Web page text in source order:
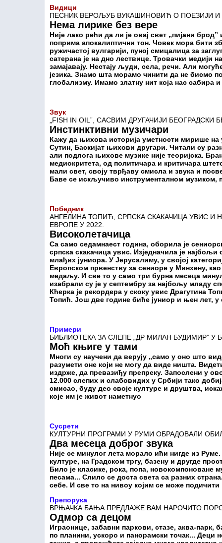
Видици
ПЕСНИК ВЕРОЉУБ ВУКАШИНОВИЋ О ПОЕЗИЈИ И
Нема лирике без вере
Није лако рећи да ли је овај свет „пијани
поприма апокалиптични тон. Човек мора бити
ружичастој вулгарији, пуној смицалица за
сатерана је на дно лествице. Тровачки медији
замајавају. Нестају људи, села, речи. Али
језика. Знамо шта морамо чинити да не бисмо
глобализму. Имамо златну нит која нас сабира
Звук
„FISH IN OIL”, САСВИМ ДРУГАЧИЈИ
Инстинктивни музичари
Кажу да њихова историја уметности мирише
Сутин, Баскијат њихови другари. Читали су
али подлога њихове музике није теоријска.
медиокритета, од политичара и критичара
мали свет, своју тврђаву смисла и звука и
Баве се искључиво инструменталном музиком,
Победник
АНГЕЛИНА ТОПИЋ, СРПСКА СКАКАЧИЦА УВИС
ЕВРОПЕ У 2022.
Високолетачица
Са само седамнаест година, оборила је
српска скакачица увис. Изједначила је најбољи
млађих јуниора. У Јерусалиму, у својој
Европском првенству за сениоре у Минхену,
медаљу. И све то у само три бурна месеца
изабрали су је у септембру за најбољу младу
Кћерка је рекордера у скоку увис Драгутина
Топић. Још две године биће јуниор и њен лет, у
Примери
БИБЛИОТЕКА ЗА СЛЕПЕ „ДР МИЛАН БУДИМИР” У
Моћ књиге у тами
Многи су научени да верују „само у оно што
разумети оне који не могу да виде ништа.
издрже, да превазиђу препреку. Запослени у
12.000 слепих и слабовидих у Србији тако
смисао, буду део своје културе и друштва,
које им је живот наметнуо
Сусрети
КУЛТУРНИ ПРОГРАМИ У РУМИ ОБРАДОВАЛИ
Два месеца доброг звука
Није се минулог лета морало ићи нигде из
културе, на Градском тргу, базену и другде
Било је класике, рока, попа, новокомпоноване
песама... Слило се доста света са разних
себе. И све то на нивоу којим се може подичити
Препорука
ВРЊАЧКА БАЊА ПРЕДЛАЖЕ ВАМ НАРОЧИТО
Одмор са децом
Играонице, забавни паркови, стазе, аква-парк,
по планини, ускоро и панорамски точак... Деци